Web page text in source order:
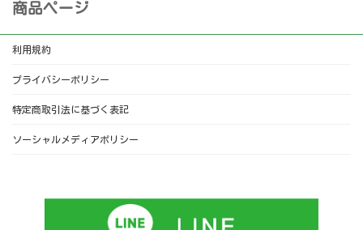
商品ページ
利用規約
プライバシーポリシー
特定商取引法に基づく表記
ソーシャルメディアポリシー